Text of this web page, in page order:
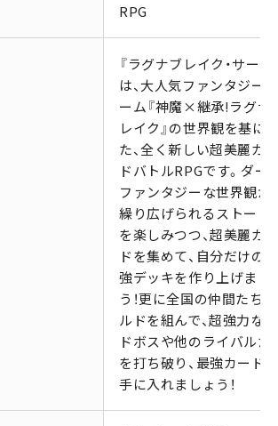
RPG
『ラグナブレイク・サーガ
は、大人気ファンタジー
ーム『神魔×継承!ラグナ
レイク』の世界観を基に
た、全く新しい超美麗カ
ドバトルRPGです。ダー
ファンタジーな世界観か
繰り広げられるストーリ
を楽しみつつ、超美麗カ
ドを集めて、自分だけの
強デッキを作り上げまし
う！更に全国の仲間たち
ルドを組んで、超強力な
ドボスや他のライバルた
を打ち破り、最強カード
手に入れましょう！